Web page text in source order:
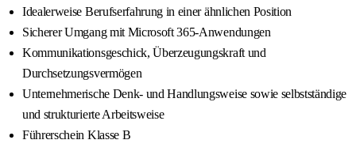
Idealerweise Berufserfahrung in einer ähnlichen Position
Sicherer Umgang mit Microsoft 365-Anwendungen
Kommunikationsgeschick, Überzeugungskraft und
Durchsetzungsvermögen
Unternehmerische Denk- und Handlungsweise sowie selbstständige
und strukturierte Arbeitsweise
Führerschein Klasse B